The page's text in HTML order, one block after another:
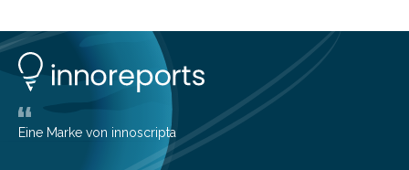
Projekt KV-BATT diese Verluste reduzieren und
erhöhen dazu die Spannung um das Zehn- bis
Zwanzigfache. Ein kleiner Exkurs zurück in die Schulzeit:
Die elektrische Leistung beschreibt, wie viel Energie in
einer bestimmten Zeitspanne benötigt wird. Sie steht
Eine Marke von innoscripta